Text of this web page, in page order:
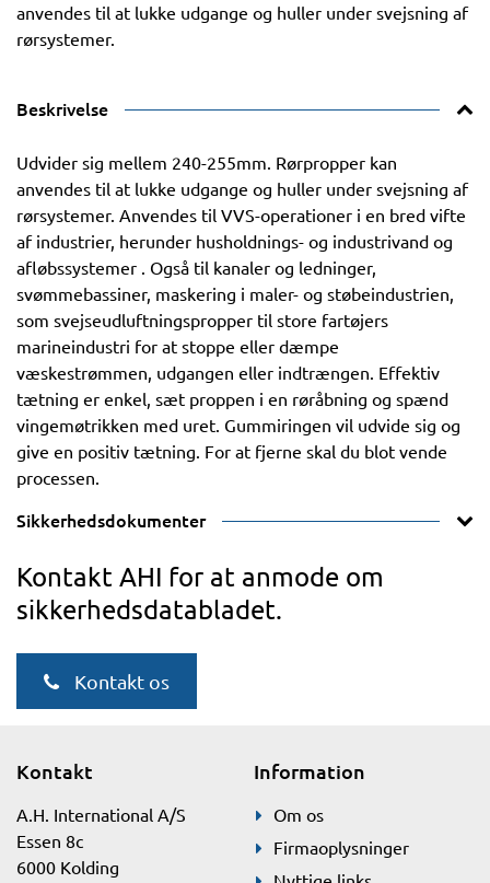
anvendes til at lukke udgange og huller under svejsning af
rørsystemer.
Beskrivelse
Udvider sig mellem 240-255mm. Rørpropper kan
anvendes til at lukke udgange og huller under svejsning af
rørsystemer. Anvendes til VVS-operationer i en bred vifte
af industrier, herunder husholdnings- og industrivand og
afløbssystemer . Også til kanaler og ledninger,
svømmebassiner, maskering i maler- og støbeindustrien,
som svejseudluftningspropper til store fartøjers
marineindustri for at stoppe eller dæmpe
væskestrømmen, udgangen eller indtrængen. Effektiv
tætning er enkel, sæt proppen i en røråbning og spænd
vingemøtrikken med uret. Gummiringen vil udvide sig og
give en positiv tætning. For at fjerne skal du blot vende
processen.
Sikkerhedsdokumenter
Kontakt AHI for at anmode om
sikkerhedsdatabladet.
Kontakt os
Kontakt
A.H. International A/S
Essen 8c
6000 Kolding
Information
Om os
Firmaoplysninger